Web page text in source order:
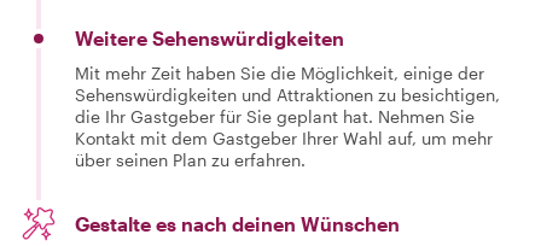
Weitere Sehenswürdigkeiten
Mit mehr Zeit haben Sie die Möglichkeit, einige der
Sehenswürdigkeiten und Attraktionen zu besichtigen,
die Ihr Gastgeber für Sie geplant hat. Nehmen Sie
Kontakt mit dem Gastgeber Ihrer Wahl auf, um mehr
über seinen Plan zu erfahren.
Gestalte es nach deinen Wünschen